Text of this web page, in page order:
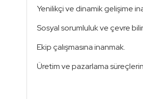
Yenilikçi ve dinamik gelişime
Sosyal sorumluluk ve çevre
Ekip çalışmasına inanmak.
Üretim ve pazarlama